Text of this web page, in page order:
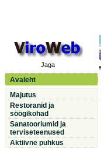
Jaga
Avaleht
Majutus
Restoranid ja
söögikohad
Sanatooriumid ja
terviseteenused
Aktiivne puhkus